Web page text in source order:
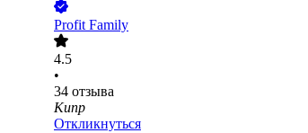
Profit Family
4.5
•
34 отзыва
Кипр
Откликнуться